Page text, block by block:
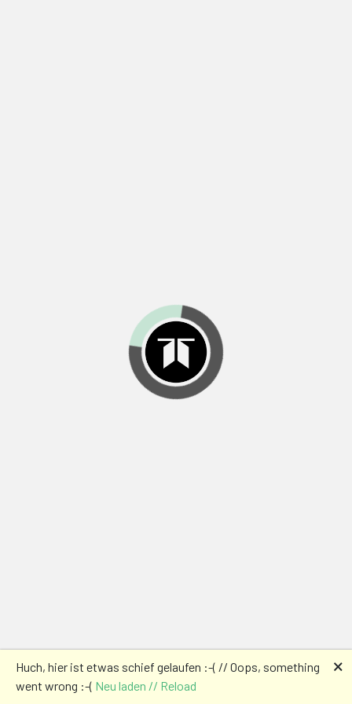
Huch, hier ist etwas schief gelaufen :-( // Oops, something
went wrong :-( Neu laden // Reload
🗙